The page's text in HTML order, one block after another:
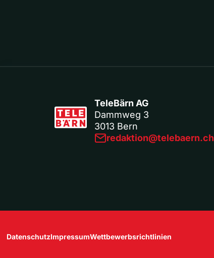
TeleBärn AG
Dammweg 3
3013 Bern
redaktion@telebaern.ch
DatenschutzImpressumWettbewerbsrichtlinien